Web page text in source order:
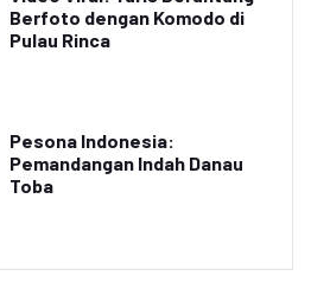
Berfoto dengan Komodo di
Pulau Rinca
Pesona Indonesia:
Pemandangan Indah Danau
Toba